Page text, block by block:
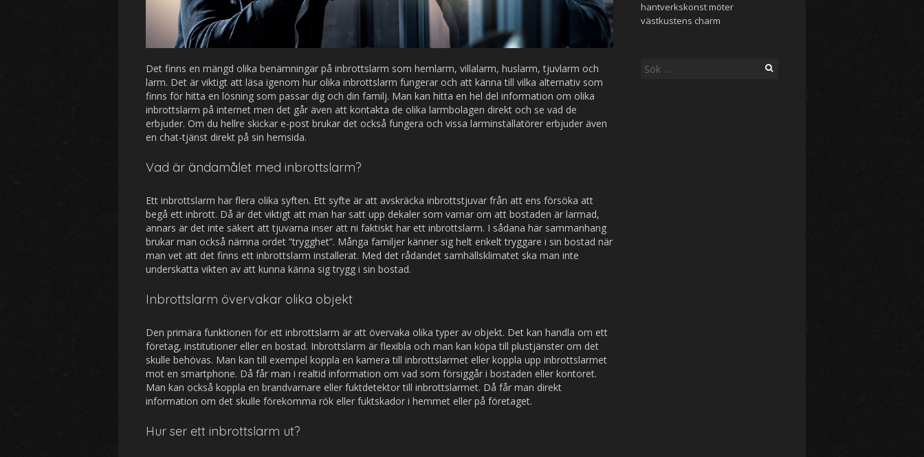
Det finns en mängd olika benämningar på inbrottslarm som hemlarm, villalarm, huslarm, tjuvlarm och
larm. Det är viktigt att läsa igenom hur olika inbrottslarm fungerar och att känna till vilka alternativ som
finns för hitta en lösning som passar dig och din familj. Man kan hitta en hel del information om olika
inbrottslarm på internet men det går även att kontakta de olika larmbolagen direkt och se vad de
erbjuder. Om du hellre skickar e-post brukar det också fungera och vissa larminstallatörer erbjuder även
en chat-tjänst direkt på sin hemsida.
Vad är ändamålet med inbrottslarm?
Ett inbrottslarm har flera olika syften. Ett syfte är att avskräcka inbrottstjuvar från att ens försöka att
begå ett inbrott. Då är det viktigt att man har satt upp dekaler som varnar om att bostaden är larmad,
annars är det inte säkert att tjuvarna inser att ni faktiskt har ett inbrottslarm. I sådana här sammanhang
brukar man också nämna ordet ”trygghet”. Många familjer känner sig helt enkelt tryggare i sin bostad när
man vet att det finns ett inbrottslarm installerat. Med det rådandet samhällsklimatet ska man inte
underskatta vikten av att kunna känna sig trygg i sin bostad.
Inbrottslarm övervakar olika objekt
Den primära funktionen för ett inbrottslarm är att övervaka olika typer av objekt. Det kan handla om ett
företag, institutioner eller en bostad. Inbrottslarm är flexibla och man kan köpa till plustjänster om det
skulle behövas. Man kan till exempel koppla en kamera till inbrottslarmet eller koppla upp inbrottslarmet
mot en smartphone. Då får man i realtid information om vad som försiggår i bostaden eller kontoret.
Man kan också koppla en brandvarnare eller fuktdetektor till inbrottslarmet. Då får man direkt
information om det skulle förekomma rök eller fuktskador i hemmet eller på företaget.
Hur ser ett inbrottslarm ut?
hantverkskonst möter
västkustens charm
Sök